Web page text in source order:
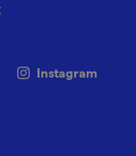
Instagram